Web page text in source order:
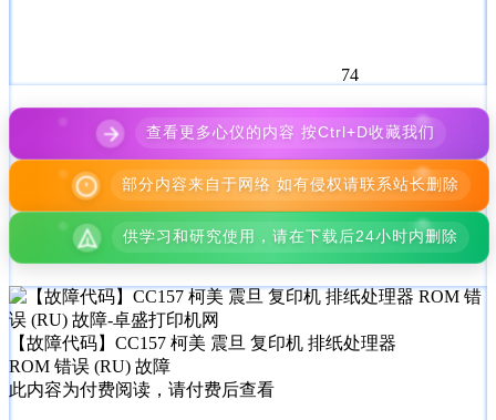
74
查看更多心仪的内容 按Ctrl+D收藏我们
部分内容来自于网络 如有侵权请联系站长删除
供学习和研究使用，请在下载后24小时内删除
【故障代码】CC157 柯美 震旦 复印机 排纸处理器
ROM 错误 (RU) 故障
此内容为付费阅读，请付费后查看